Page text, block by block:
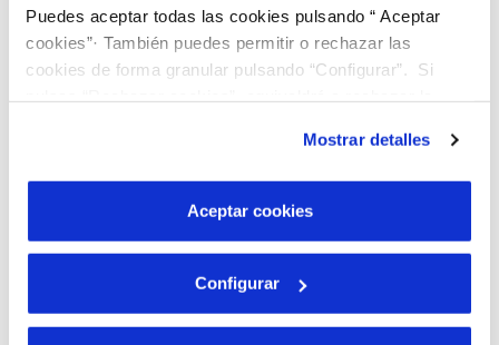
Puedes aceptar todas las cookies pulsando “ Aceptar
cookies”· También puedes permitir o rechazar las
cookies de forma granular pulsando “Configurar”. Si
son indispensables para que el sitio web funcione y que
por tanto no se pueden desactivar. Puedes consultar
más información en nuestraPolítica de Cookies
Mostrar detalles
Aceptar cookies
Configurar
24 JUL 2019
El Ayuntamiento de Simancas y Aquona
apuestan por el uso eficiente del agua para
combatir la sequía